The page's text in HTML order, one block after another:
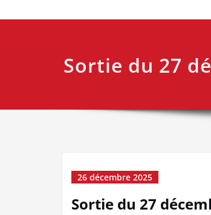
Sortie du 27
26 décembre 2025
Sortie du 27